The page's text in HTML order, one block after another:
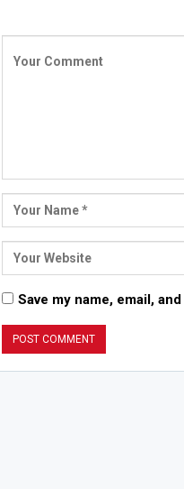
Save my name, email,